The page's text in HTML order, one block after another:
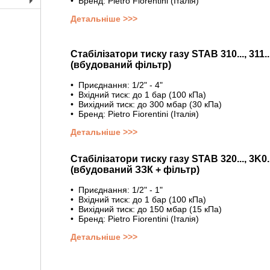
+
Детальніше >>>
Cтабілізатори тиску газу STAB 310...,
(вбудований фільтр)
• Приєднання: 1/2" - 4"
• Вхідний тиск: до 1 бар (100 кПа)
• Вихідний тиск: до 300 мбар (30 кПа)
• Бренд: Pietro Fiorentini (Італія)
Детальніше >>>
Cтабілізатори тиску газу STAB 320...,
(вбудований ЗЗК + фільтр)
• Приєднання: 1/2" - 1"
• Вхідний тиск: до 1 бар (100 кПа)
• Вихідний тиск: до 150 мбар (15 кПа)
• Бренд: Pietro Fiorentini (Італія)
Детальніше >>>